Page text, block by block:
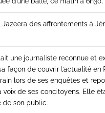
Jazeera des affrontements à
une journaliste reconnue et
façon de couvrir l’actualité
lors de ses enquêtes et
voix de ses concitoyens. Elle
de son public.